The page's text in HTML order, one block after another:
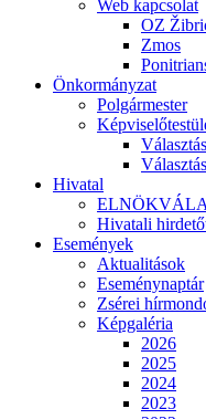
Web kapcsolat
OZ
Zmos
Önkormányzat
Polgármester
Hivatal
Hivatali
Események
Aktualitások
Eseménynaptár
Zsérei
Képgaléria
2026
2025
2024
2023